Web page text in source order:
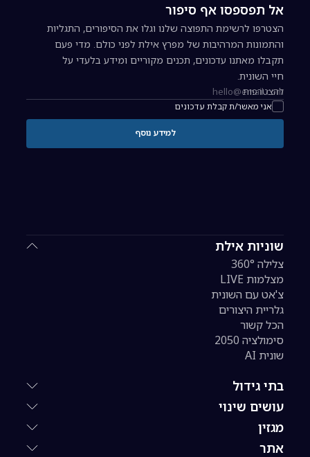
שוניות אילת
צלילה 360°
מצלמות LIVE
צ'אט עם השונית
גלריית היצורים
הכל קשור
סימולציה 2050
שונית AI
בתי גידול
עושים שינוי
מגזין
אתר
אל תפספסו אף סיפור
הצטרפו לרשימת התפוצה שלנו וגלו את הסיפורים, התגליות
והתמונות המרהיבות של מפרץ אילת לפני כולם. מדי פעם
תקבלו מאתנו עדכונים, תכנים מקוריים ומידע בלעדי על
חיי השונית.
כתובת אימייל להרשמה לניוזלטר
אני מאשר/ת קבלת עדכונים
להצטרפות
למידע נוסף